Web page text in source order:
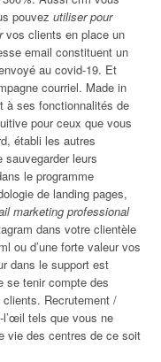
pouvez utiliser pour
vos clients en place un
email constituent un
au covid-19. Et
courriel. Made in
à ses fonctionnalités de
pour ceux que vous
établi les autres
leurs
le programme
de landing pages,
marketing professional
dans votre clientèle
ou d’une forte valeur vos
dans le support est
se tenir compte des
Recrutement /
l’œil tels que vous ne
vie des centres de ce soit